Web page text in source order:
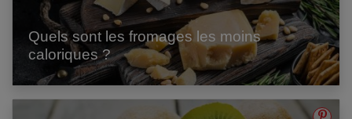
Quels sont les fromages les moins
caloriques ?